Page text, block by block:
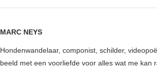
MARC NEYS
Hondenwandelaar, componist, schilder,
beeld met een voorliefde voor alles wat me kan